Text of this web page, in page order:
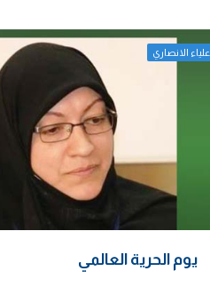
علياء الانصاري
يوم الحرية العالمي